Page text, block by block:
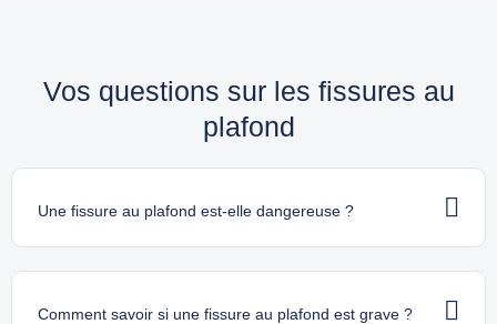
Vos questions sur les fissures au
plafond
Une fissure au plafond est-elle dangereuse ?
Comment savoir si une fissure au plafond est grave ?